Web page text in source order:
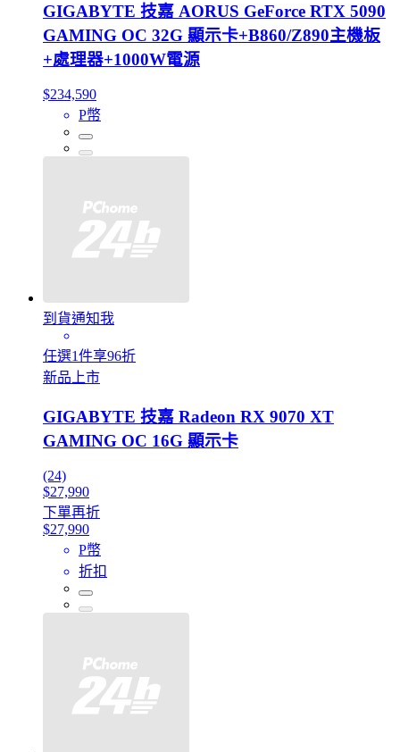
GIGABYTE 技嘉 AORUS GeForce RTX 5090
GAMING OC 32G 顯示卡+B860/Z890主機板
+處理器+1000W電源
$234,590
P幣
到貨通知我
任選1件享96折
新品上市
GIGABYTE 技嘉 Radeon RX 9070 XT
GAMING OC 16G 顯示卡
(24)
$27,990
下單再折
$27,990
P幣
折扣